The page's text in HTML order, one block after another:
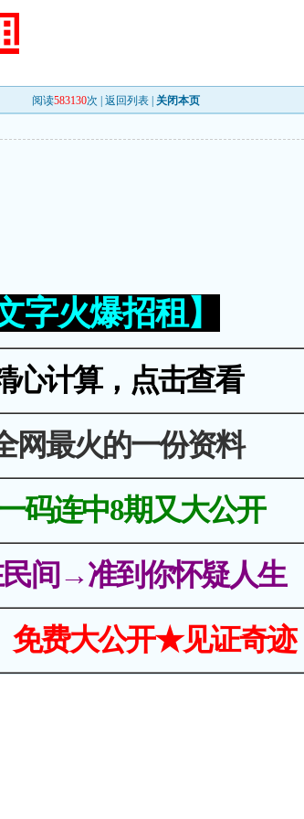
阅读583130次 | 返回列表 关闭本页
字火爆招租】
心计算，点击查看
最火的一份资料
码连中8期又大公开
间→准到你怀疑人生
费大公开★见证奇迹